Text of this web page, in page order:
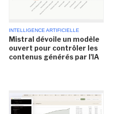
INTELLIGENCE ARTIFICIELLE
Mistral dévoile un modèle
ouvert pour contrôler les
contenus générés par l'IA